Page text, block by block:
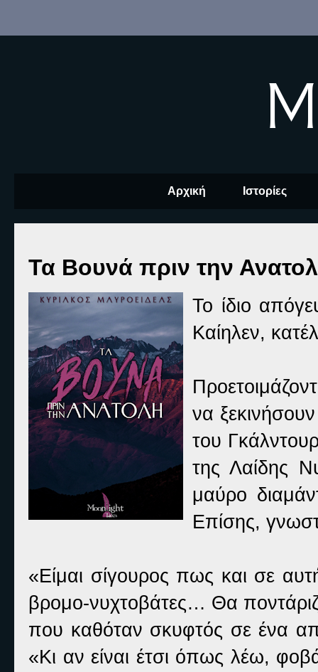
Αρχική Ιστορίες
Τα Βουνά πριν την
Το ίδιο
Καίηλεν,
να
του
της Λαίδης
μαύρο
Επίσης,
«Είμαι σίγουρος πως και σε
βρομο-νυχτοβάτες… Θα
που καθόταν σκυφτός σε ένα
«Κι αν είναι έτσι όπως λέω,